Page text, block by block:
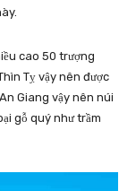
cao 50 trượng
Tỵ vậy nên được
Giang vậy nên núi
gỗ quý như trầm